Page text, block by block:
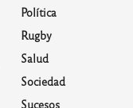
Política
Rugby
Salud
Sociedad
Sucesos